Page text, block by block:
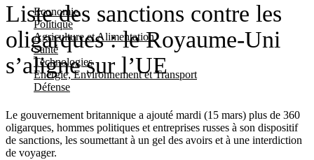
Economie
Politique
Agriculture et Alimentation
Santé
Technologies
Energie, Environnement et Transport
Défense
Liste des sanctions contre les
oligarques : le Royaume-Uni
s’aligne sur l’UE
Le gouvernement britannique a ajouté mardi (15 mars) plus de 360
oligarques, hommes politiques et entreprises russes à son dispositif
de sanctions, les soumettant à un gel des avoirs et à une interdiction
de voyager.